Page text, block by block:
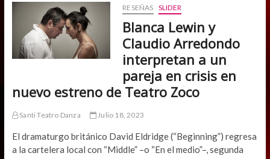
programación
desde
el
lunes
24
de
RESEÑAS SLIDER
Blanca Lewin y
Claudio Arredondo
interpretan a un
pareja en crisis en
nuevo estreno de Teatro Zoco
Santi Teatro Danza Julio 18, 2023
El dramaturgo británico David Eldridge (“Beginning”) regresa
a la cartelera local con “Middle” –o “En el medio”–, segunda